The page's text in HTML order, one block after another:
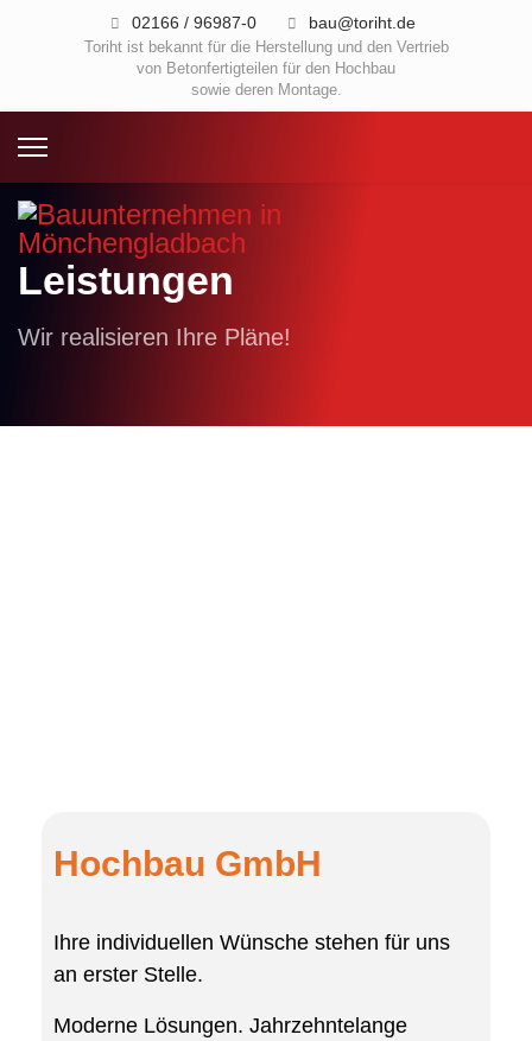
02166 / 96987-0 bau@toriht.de
Toriht ist bekannt für die Herstellung und den Vertrieb
von Betonfertigteilen für den Hochbau
sowie deren Montage.
Leistungen
Wir realisieren Ihre Pläne!
Hochbau GmbH
Ihre individuellen Wünsche stehen für uns
an erster Stelle.
Moderne Lösungen. Jahrzehntelange